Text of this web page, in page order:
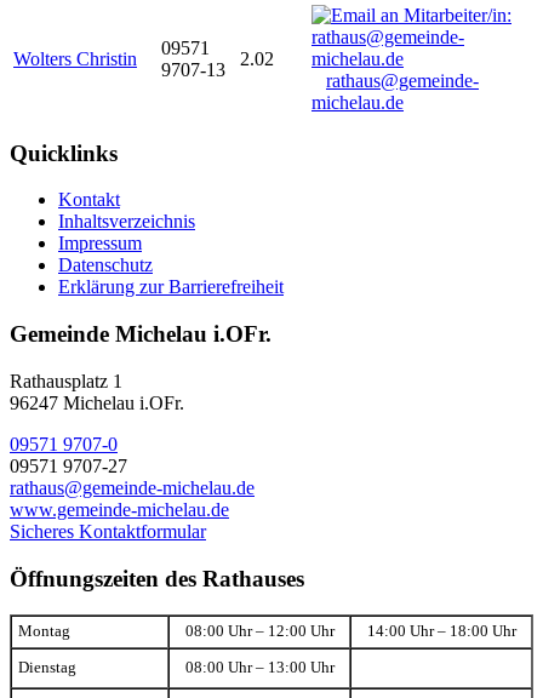
Wolters Christin
09571
9707-13
2.02
rathaus@gemeinde-
michelau.de
Quicklinks
Kontakt
Inhaltsverzeichnis
Impressum
Datenschutz
Erklärung zur Barrierefreiheit
Gemeinde Michelau i.OFr.
Rathausplatz 1
96247 Michelau i.OFr.
09571 9707-0
09571 9707-27
rathaus@gemeinde-michelau.de
www.gemeinde-michelau.de
Sicheres Kontaktformular
Öffnungszeiten des Rathauses
Montag 08:00 Uhr – 12:00 Uhr 14:00 Uhr – 18:00 Uhr
Dienstag 08:00 Uhr – 13:00 Uhr